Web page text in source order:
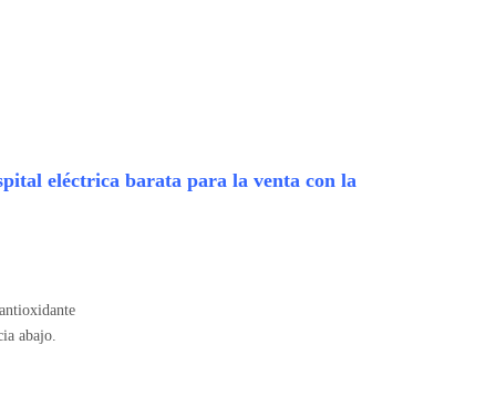
eléctrica barata para la venta con la
abajo.